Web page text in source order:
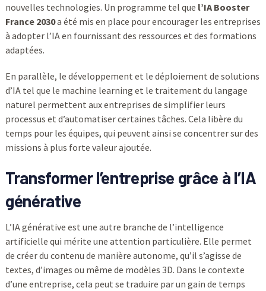
nouvelles technologies. Un programme tel que l’IA Booster
France 2030a été mis en place pour encourager les entreprises
à adopter l’IA en fournissant des ressources et des formations
adaptées.
En parallèle, le développement et le déploiement de solutions
d’IA tel que le machine learning et le traitement du langage
naturel permettent aux entreprises de simplifier leurs
processus et d’automatiser certaines tâches. Cela libère du
temps pour les équipes, qui peuvent ainsi se concentrer sur des
missions à plus forte valeur ajoutée.
Transformer l’entreprise grâce à l’IA
générative
L’IA générative est une autre branche de l’intelligence
artificielle qui mérite une attention particulière. Elle permet
de créer du contenu de manière autonome, qu’il s’agisse de
textes, d’images ou même de modèles 3D. Dans le contexte
d’une entreprise, cela peut se traduire par un gain de temps